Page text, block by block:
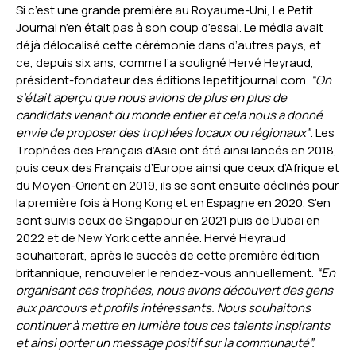
Si c’est une grande première au Royaume-Uni, Le Petit
Journal n’en était pas à son coup d’essai. Le média avait
déjà délocalisé cette cérémonie dans d’autres pays, et
ce, depuis six ans, comme l’a souligné Hervé Heyraud,
président-fondateur des éditions lepetitjournal.com. “On
s’était aperçu que nous avions de plus en plus de
candidats venant du monde entier et cela nous a donné
envie de proposer des trophées locaux ou régionaux”. Les
Trophées des Français d’Asie ont été ainsi lancés en 2018,
puis ceux des Français d’Europe ainsi que ceux d’Afrique et
du Moyen-Orient en 2019, ils se sont ensuite déclinés pour
la première fois à Hong Kong et en Espagne en 2020. S’en
sont suivis ceux de Singapour en 2021 puis de Dubaï en
2022 et de New York cette année. Hervé Heyraud
souhaiterait, après le succès de cette première édition
britannique, renouveler le rendez-vous annuellement. “En
organisant ces trophées, nous avons découvert des gens
aux parcours et profils intéressants. Nous souhaitons
continuer à mettre en lumière tous ces talents inspirants
et ainsi porter un message positif sur la communauté”.